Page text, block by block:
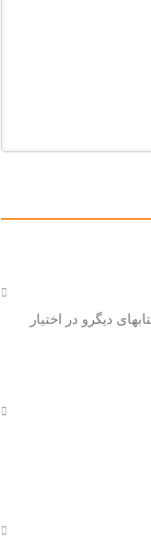
دیگرو در اختیار